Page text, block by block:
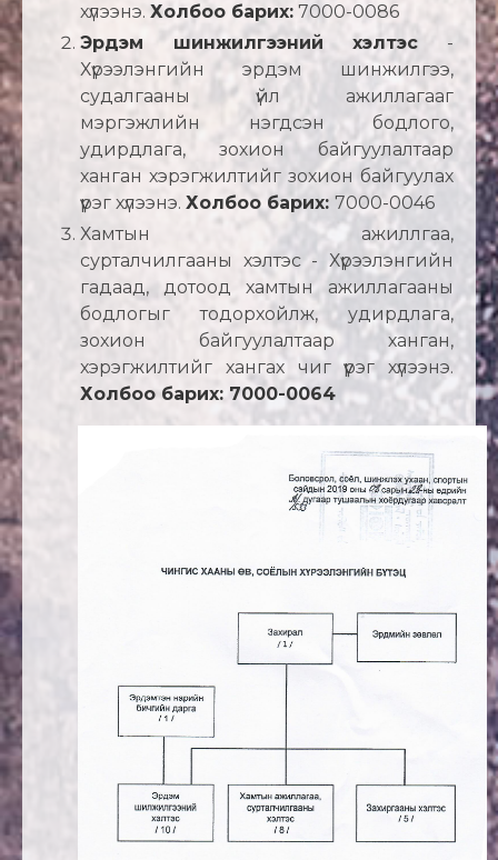
хүлээнэ. Холбоо барих: 7000-0086
Эрдэм шинжилгээний хэлтэс -
Хүрээлэнгийн эрдэм шинжилгээ,
судалгааны үйл ажиллагааг
мэргэжлийн нэгдсэн бодлого,
удирдлага, зохион байгуулалтаар
ханган хэрэгжилтийг зохион байгуулах
үүрэг хүлээнэ. Холбоо барих: 7000-0046
Хамтын ажиллгаа,
сурталчилгааны хэлтэс - Хүрээлэнгийн
гадаад, дотоод хамтын ажиллагааны
бодлогыг тодорхойлж, удирдлага,
зохион байгуулалтаар ханган,
хэрэгжилтийг хангах чиг үүрэг хүлээнэ.
Холбоо барих: 7000-0064